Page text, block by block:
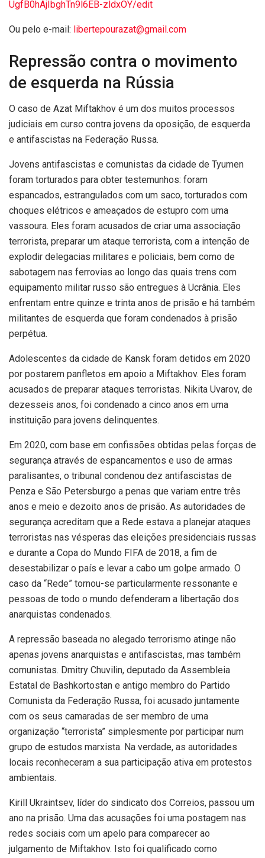
UgfB0hAjIbghTn9l6EB-zldxOY/edit
Ou pelo e-mail: libertepourazat@gmail.com
Repressão contra o movimento
de esquerda na Rússia
O caso de Azat Miftakhov é um dos muitos processos
judiciais em curso contra jovens da oposição, de esquerda
e antifascistas na Federação Russa.
Jovens antifascistas e comunistas da cidade de Tyumen
foram torturados para obter testemunhos: foram
espancados, estrangulados com um saco, torturados com
choques elétricos e ameaçados de estupro com uma
vassoura. Eles foram acusados ​​de criar uma associação
terrorista, preparar um ataque terrorista, com a intenção de
explodir delegacias militares e policiais, bem como de
sabotagem nas ferrovias ao longo das quais trens com
equipamento militar russo são entregues à Ucrânia. Eles
enfrentam entre quinze e trinta anos de prisão e há também
militantes de esquerda que foram condenados à prisão
perpétua.
Adolescentes da cidade de Kansk foram detidos em 2020
por postarem panfletos em apoio a Miftakhov. Eles foram
acusados ​​de preparar ataques terroristas. Nikita Uvarov, de
dezesseis anos, foi condenado a cinco anos em uma
instituição para jovens delinquentes.
Em 2020, com base em confissões obtidas pelas forças de
segurança através de espancamentos e uso de armas
paralisantes, o tribunal condenou dez antifascistas de
Penza e São Petersburgo a penas que variam entre três
anos e meio e dezoito anos de prisão. As autoridades de
segurança acreditam que a Rede estava a planejar ataques
terroristas nas vésperas das eleições presidenciais russas
e durante a Copa do Mundo FIFA de 2018, a fim de
desestabilizar o país e levar a cabo um golpe armado. O
caso da “Rede” tornou-se particularmente ressonante e
pessoas de todo o mundo defenderam a libertação dos
anarquistas condenados.
A repressão baseada no alegado terrorismo atinge não
apenas jovens anarquistas e antifascistas, mas também
comunistas. Dmitry Chuvilin, deputado da Assembleia
Estatal de Bashkortostan e antigo membro do Partido
Comunista da Federação Russa, foi acusado juntamente
com os seus camaradas de ser membro de uma
organização “terrorista” simplesmente por participar num
grupo de estudos marxista. Na verdade, as autoridades
locais reconheceram a sua participação ativa em protestos
ambientais.
Kirill Ukraintsev, líder do sindicato dos Correios, passou um
ano na prisão. Uma das acusações foi uma postagem nas
redes sociais com um apelo para comparecer ao
julgamento de Miftakhov. Isto foi qualificado como